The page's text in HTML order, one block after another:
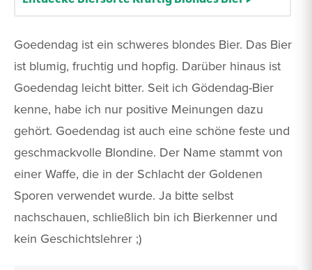
Goedendag ist ein schweres blondes Bier. Das Bier
ist blumig, fruchtig und hopfig. Darüber hinaus ist
Goedendag leicht bitter. Seit ich Gödendag-Bier
kenne, habe ich nur positive Meinungen dazu
gehört. Goedendag ist auch eine schöne feste und
geschmackvolle Blondine. Der Name stammt von
einer Waffe, die in der Schlacht der Goldenen
Sporen verwendet wurde. Ja bitte selbst
nachschauen, schließlich bin ich Bierkenner und
kein Geschichtslehrer ;)